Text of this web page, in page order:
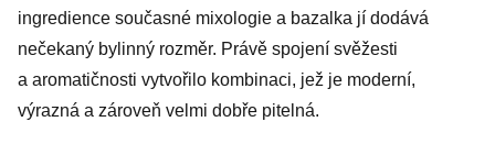
ingredience současné mixologie a bazalka jí dodává
nečekaný bylinný rozměr. Právě spojení svěžesti
a aromatičnosti vytvořilo kombinaci, jež je moderní,
výrazná a zároveň velmi dobře pitelná.